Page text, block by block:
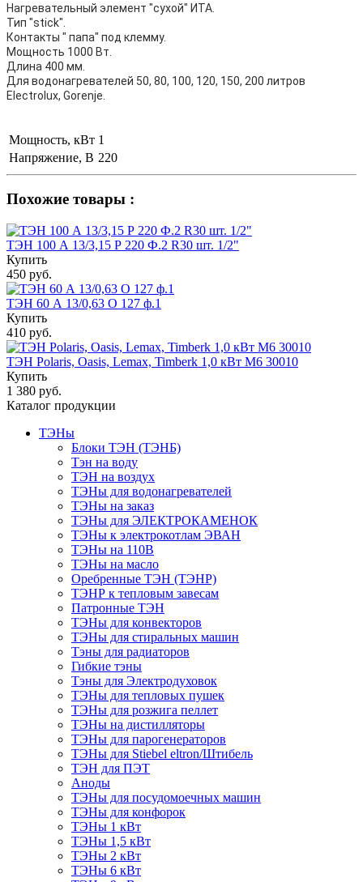
Нагревательный элемент "сухой" ИТА.
Тип "stick".
Контакты " папа" под клемму.
Мощность 1000 Вт.
Длина 400 мм.
Для водонагревателей 50, 80, 100, 120, 150, 200 литров
Electrolux, Gorenje.
Мощность, кВт 1
Напряжение, В 220
Похожие товары :
ТЭН 100 А 13/3,15 Р 220 Ф.2 R30 шт. 1/2"
Купить
450 руб.
ТЭН 60 А 13/0,63 О 127 ф.1
Купить
410 руб.
ТЭН Polaris, Oasis, Lemax, Timberk 1,0 кВт M6 30010
Купить
1 380 руб.
Каталог продукции
ТЭНы
Блоки ТЭН (ТЭНБ)
Тэн на воду
ТЭН на воздух
ТЭНы для водонагревателей
ТЭНы на заказ
ТЭНы для ЭЛЕКТРОКАМЕНОК
ТЭНы к электрокотлам ЭВАН
ТЭНы на 110В
ТЭНы на масло
Оребренные ТЭН (ТЭНР)
ТЭНР к тепловым завесам
Патронные ТЭН
ТЭНы для конвекторов
ТЭНы для стиральных машин
Тэны для радиаторов
Гибкие тэны
Тэны для Электродуховок
ТЭНы для тепловых пушек
ТЭНы для розжига пеллет
ТЭНы на дистилляторы
ТЭНы для парогенераторов
ТЭНы для Stiebel eltron/Штибель
ТЭН для ПЭТ
Аноды
ТЭНы для посудомоечных машин
ТЭНы для конфорок
ТЭНы 1 кВт
ТЭНы 1,5 кВт
ТЭНы 2 кВт
ТЭНы 6 кВт